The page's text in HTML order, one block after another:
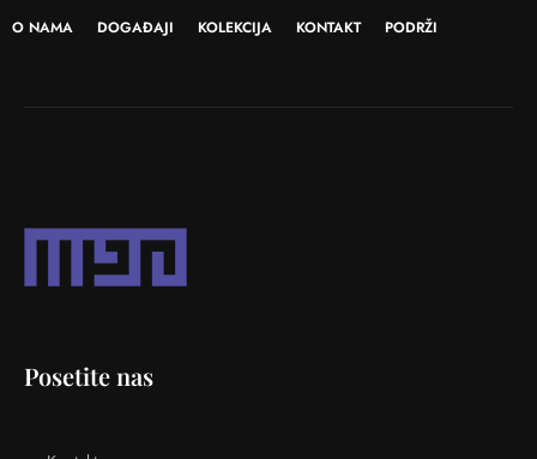
O NAMA DOGAĐAJI KOLEKCIJA KONTAKT PODRŽI
Posetite nas